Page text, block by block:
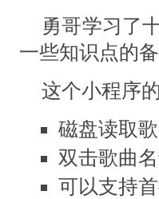
勇哥学习了
一些知识点的备
这个小程序
磁盘读取
双击歌曲
可以支持